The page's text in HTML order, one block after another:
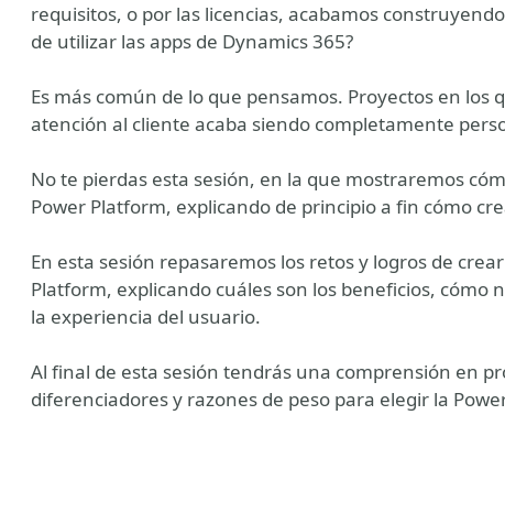
requisitos, o por las licencias, acabamos
de utilizar las apps de Dynamics 365?
Es más común de lo que pensamos. Proyectos en los
atención al cliente acaba siendo completamente
No te pierdas esta sesión, en la que mostraremos
Power Platform, explicando de principio a fin cómo
En esta sesión repasaremos los retos y logros de
Platform, explicando cuáles son los beneficios,
la experiencia del usuario.
Al final de esta sesión tendrás una comprensión en
diferenciadores y razones de peso para elegir la